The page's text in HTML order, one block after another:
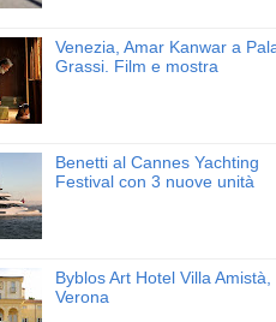
Venezia, Amar Kanwar a
Grassi. Film e mostra
Benetti al Cannes Yachting
Festival con 3 nuove unità
Byblos Art Hotel Villa Amistà,
Verona